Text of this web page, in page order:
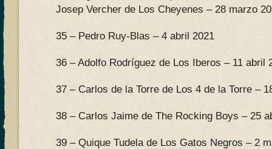
Josep Vercher de Los Cheyenes – 28 marzo
35 – Pedro Ruy-Blas – 4 abril 2021
36 – Adolfo Rodríguez de Los Iberos – 11 abril
37 – Carlos de la Torre de Los 4 de la Torre –
38 – Carlos Jaime de The Rocking Boys – 25
39 – Quique Tudela de Los Gatos Negros – 2